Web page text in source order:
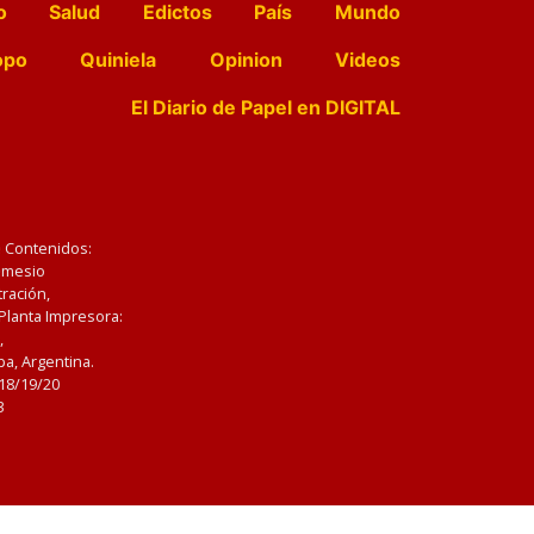
Salud Edictos País
Mundo
Quiniela Opinion
Videos
El Diario de Papel en DIGITAL
Impresora:
Argentina.
19/20